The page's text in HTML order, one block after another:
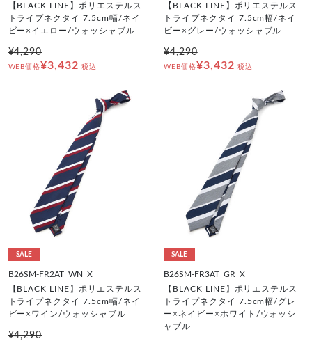
【BLACK LINE】ポリエステルス
トライプネクタイ 7.5cm幅/ネイ
ビー×イエロー/ウォッシャブル
¥4,290
WEB価格¥3,432 税込
【BLACK LINE】ポリエステルス
トライプネクタイ 7.5cm幅/ネイ
ビー×グレー/ウォッシャブル
¥4,290
WEB価格¥3,432 税込
SALE
B26SM-FR2AT_WN_X
【BLACK LINE】ポリエステルス
トライプネクタイ 7.5cm幅/ネイ
ビー×ワイン/ウォッシャブル
¥4,290
SALE
B26SM-FR3AT_GR_X
【BLACK LINE】ポリエステルス
トライプネクタイ 7.5cm幅/グレ
ー×ネイビー×ホワイト/ウォッシ
ャブル